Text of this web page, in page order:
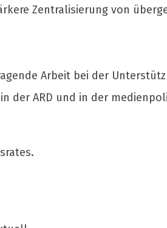
Zentralisierung von
Arbeit bei der
der ARD und in der